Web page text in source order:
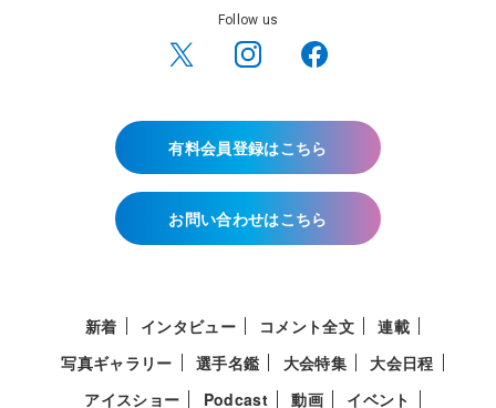
Follow us
有料会員登録はこちら
お問い合わせはこちら
新着 インタビュー コメント全文
連載
写真ギャラリー
選手名鑑 大会特集
大会日程
アイスショー
Podcast 動画
イベント